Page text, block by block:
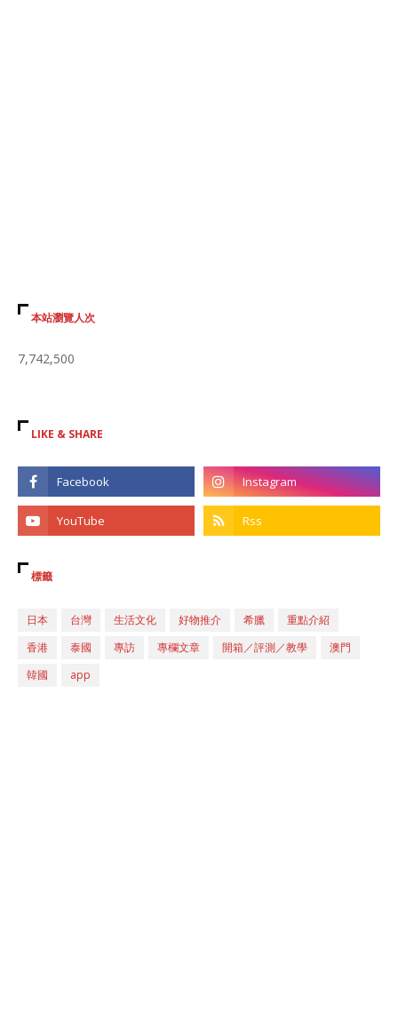
本站瀏覽人次
7,742,500
LIKE & SHARE
標籤
日本 台灣 生活文化 好物推介 希臘
重點介紹
香港
泰國 專訪 專欄文章 開箱／評測／教學
澳門
韓國
app